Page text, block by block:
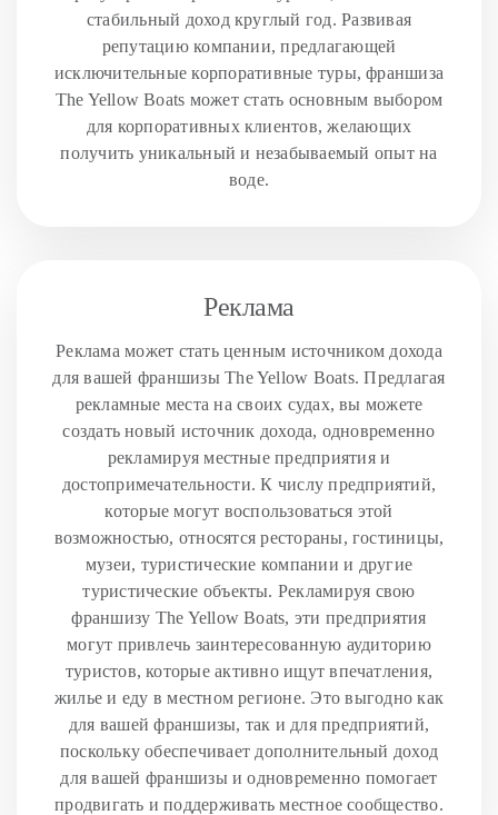
стабильный доход круглый год. Развивая
репутацию компании, предлагающей
исключительные корпоративные туры, франшиза
The Yellow Boats может стать основным выбором
для корпоративных клиентов, желающих
получить уникальный и незабываемый опыт на
воде.
Реклама
Реклама может стать ценным источником дохода
для вашей франшизы The Yellow Boats. Предлагая
рекламные места на своих судах, вы можете
создать новый источник дохода, одновременно
рекламируя местные предприятия и
достопримечательности. К числу предприятий,
которые могут воспользоваться этой
возможностью, относятся рестораны, гостиницы,
музеи, туристические компании и другие
туристические объекты. Рекламируя свою
франшизу The Yellow Boats, эти предприятия
могут привлечь заинтересованную аудиторию
туристов, которые активно ищут впечатления,
жилье и еду в местном регионе. Это выгодно как
для вашей франшизы, так и для предприятий,
поскольку обеспечивает дополнительный доход
для вашей франшизы и одновременно помогает
продвигать и поддерживать местное сообщество.